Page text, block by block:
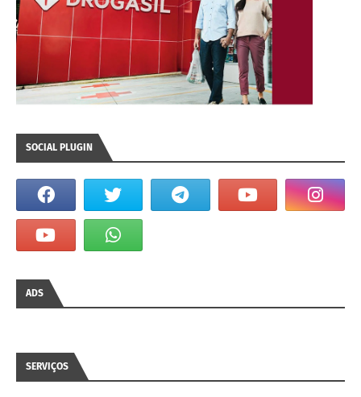
SOCIAL PLUGIN
ADS
SERVIÇOS